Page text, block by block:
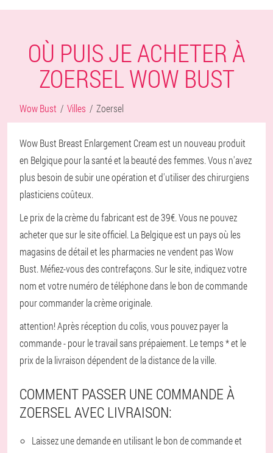
OÙ PUIS JE ACHETER À
ZOERSEL WOW BUST
Wow Bust Villes Zoersel
Wow Bust Breast Enlargement Cream est un nouveau produit
en Belgique pour la santé et la beauté des femmes. Vous n'avez
plus besoin de subir une opération et d'utiliser des chirurgiens
plasticiens coûteux.
Le prix de la crème du fabricant est de 39€. Vous ne pouvez
acheter que sur le site officiel. La Belgique est un pays où les
magasins de détail et les pharmacies ne vendent pas Wow
Bust. Méfiez-vous des contrefaçons. Sur le site, indiquez votre
nom et votre numéro de téléphone dans le bon de commande
pour commander la crème originale.
attention! Après réception du colis, vous pouvez payer la
commande - pour le travail sans prépaiement. Le temps * et le
prix de la livraison dépendent de la distance de la ville.
COMMENT PASSER UNE COMMANDE À
ZOERSEL AVEC LIVRAISON:
Laissez une demande en utilisant le bon de commande et